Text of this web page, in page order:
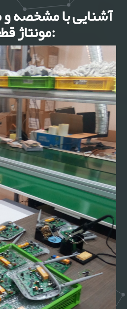
آشنایی با مشخصه و
مونتاژ قطعات الکترونیکی: